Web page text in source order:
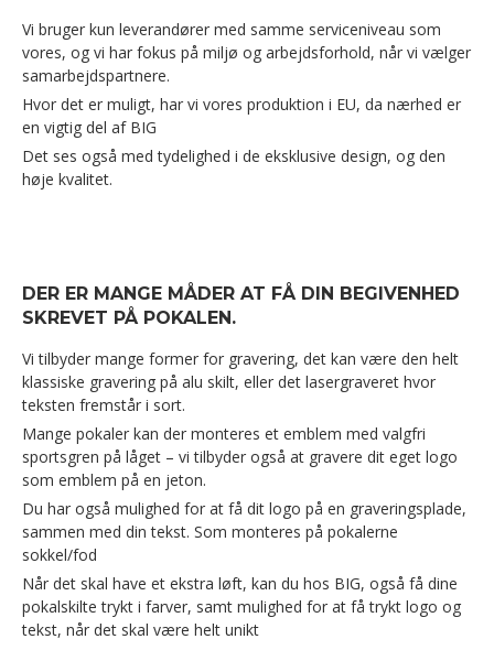
Vi bruger kun leverandører med samme serviceniveau som
vores, og vi har fokus på miljø og arbejdsforhold, når vi vælger
samarbejdspartnere.
Hvor det er muligt, har vi vores produktion i EU, da nærhed er
en vigtig del af BIG
Det ses også med tydelighed i de eksklusive design, og den
høje kvalitet.
DER ER MANGE MÅDER AT FÅ DIN BEGIVENHED
SKREVET PÅ POKALEN.
Vi tilbyder mange former for gravering, det kan være den helt
klassiske gravering på alu skilt, eller det lasergraveret hvor
teksten fremstår i sort.
Mange pokaler kan der monteres et emblem med valgfri
sportsgren på låget – vi tilbyder også at gravere dit eget logo
som emblem på en jeton.
Du har også mulighed for at få dit logo på en graveringsplade,
sammen med din tekst. Som monteres på pokalerne
sokkel/fod
Når det skal have et ekstra løft, kan du hos BIG, også få dine
pokalskilte trykt i farver, samt mulighed for at få trykt logo og
tekst, når det skal være helt unikt